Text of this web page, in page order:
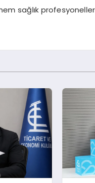
sağlık